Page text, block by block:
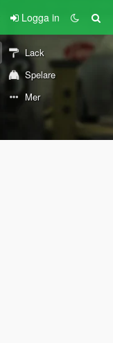
Logga in
Lack
Spelare
Mer